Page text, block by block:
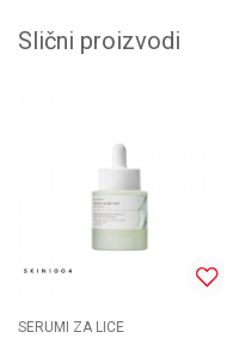
Slični proizvodi
SERUMI ZA LICE